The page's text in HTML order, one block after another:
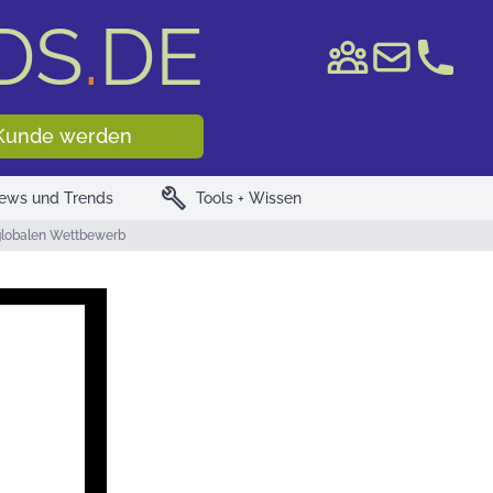
.DE
WKN/ISIN
werden
und Trends build Tools + Wissen
Wettbewerb